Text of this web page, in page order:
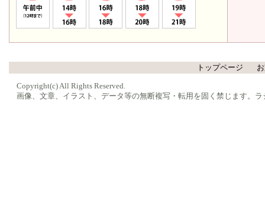
トップページ
Copyright(c) All Rights Reserved.
画像、文章、イラスト、データ等の無断複写・転用を固く禁じます。